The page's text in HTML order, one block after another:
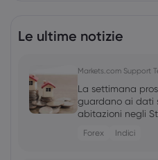
Le ultime notizie
Markets.com Support
La settimana
guardano ai dati
abitazioni negli
Forex Indici